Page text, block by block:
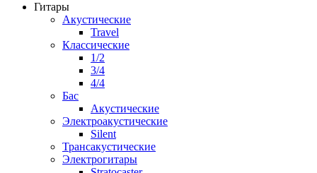
Гитары
Акустические
Travel
Классические
1/2
3/4
4/4
Бас
Акустические
Электроакустические
Silent
Трансакустические
Электрогитары